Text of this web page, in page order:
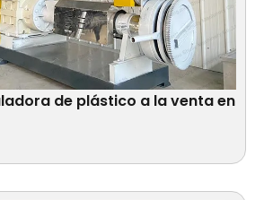
de plástico a la venta en